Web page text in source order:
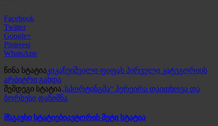
Facebook
Twitter
Google+
Pinterest
WhatsApp
წინა სტატიაკიკაჩეიშვილი ფიფას პირველი კატეგორიის
არბიტრი გახდა
შემდეგი სტატია„სპორტინგმა“ პერეირა დაითხოვა და
ბორხესი დანიშნა
მსგავსი სტატიებიავტორის მეტი სტატია